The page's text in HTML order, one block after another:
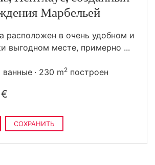
Марбельей
расположен в очень удобном и
выгодном месте, примерно ...
ванные 230 m2 построен
СОХРАНИТЬ